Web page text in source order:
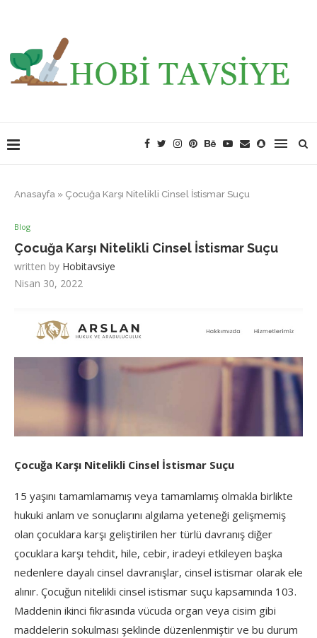
Anasayfa » Çocuğa Karşı Nitelikli Cinsel İstismar Suçu
Blog
Çocuğa Karşı Nitelikli Cinsel İstismar Suçu
written by Hobitavsiye
Nisan 30, 2022
Çocuğa Karşı Nitelikli Cinsel İstismar Suçu
15 yaşını tamamlamamış veya tamamlamış olmakla birlikte
hukuki anlam ve sonuçlarını algılama yeteneği gelişmemiş
olan çocuklara karşı geliştirilen her türlü davranış diğer
çocuklara karşı tehdit, hile, cebir, iradeyi etkileyen başka
nedenlere dayalı cinsel davranışlar, cinsel istismar olarak ele
alınır. Çocuğun nitelikli cinsel istismar suçu kapsamında 103.
Maddenin ikinci fıkrasında vücuda organ veya cisim gibi
maddelerin sokulması şeklinde düzenlenmiştir ve bu durum